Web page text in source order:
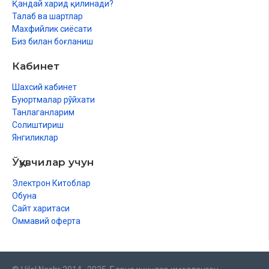
Одамийлик оламига сафа
Қандай харид қилинади?
Талаб ва шартлар
Махфийлик сиёсати
Биз билан боғланиш
Кабинет
Шахсий кабинет
Буюртмалар рўйхати
Танлаганларим
Солиштириш
Янгиликлар
Ўқувчилар учун
Электрон Китоблар
Обуна
Сайт харитаси
Оммавий оферта